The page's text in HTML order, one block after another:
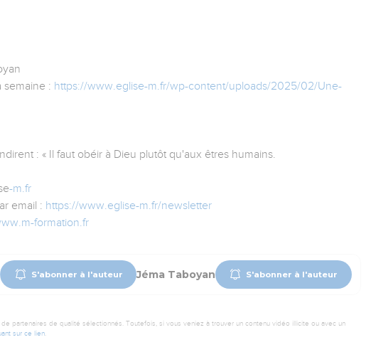
semaine : https://www.eglise-m.fr/wp-content/uploads/2025/02/Une-
: « Il faut obéir à Dieu plutôt qu'aux êtres humains.
-m.fr
email : https://www.eglise-m.fr/newsletter
formation.fr
S'abonner à l'auteur Jéma Taboyan S'abonner à l'auteur
partenaires de qualité sélectionnés. Toutefois, si vous veniez à trouver un contenu vidéo illicite ou avec un
sur ce lien.